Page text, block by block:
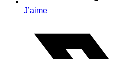
J’aime